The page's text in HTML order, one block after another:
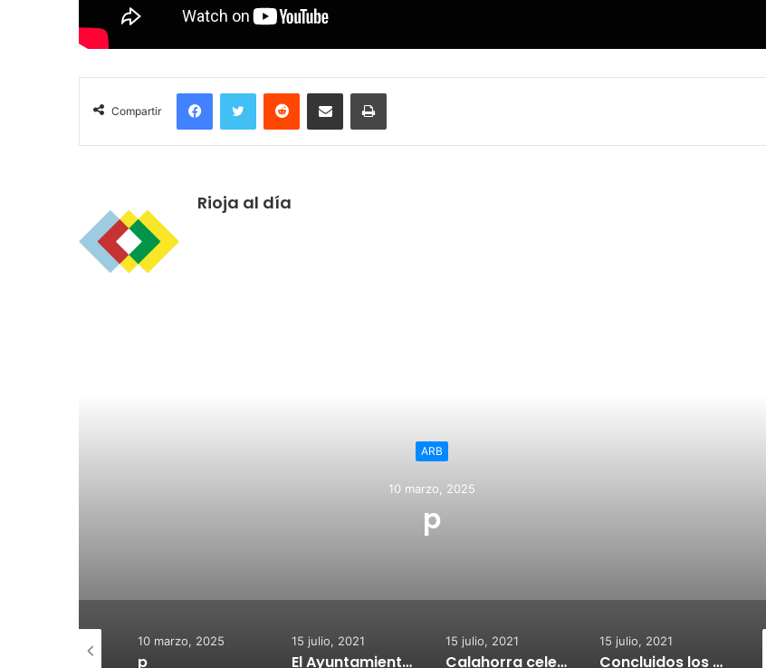
Compartir
Rioja al día
El Ayuntamiento de Calahorra convoca
subvenciones para la adquisión de
15 julio, 2021 15 julio, 2021 15 julio, 2021 15 julio, 2021